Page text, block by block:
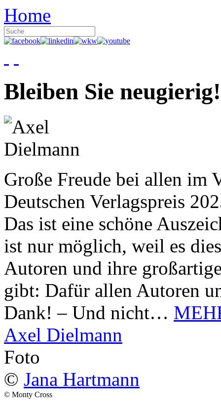
Home
Bleiben Sie neugierig!
Große Freude bei allen im
Deutschen Verlagspreis
Das ist eine schöne
ist nur möglich, weil es
Autoren und ihre
gibt: Dafür allen Autoren
Dank! – Und nicht…
Axel Dielmann
Foto
© Jana Hartmann
© Monty Cross